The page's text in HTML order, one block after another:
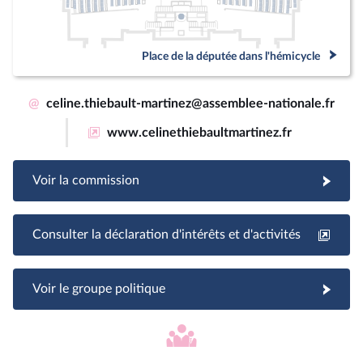
Place de la députée dans l'hémicycle
@ celine.thiebault-martinez@assemblee-nationale.fr
www.celinethiebaultmartinez.fr
Voir la commission
Consulter la déclaration d'intérêts et d'activités
Voir le groupe politique